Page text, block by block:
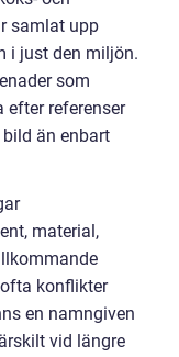
samlat upp
i just den miljön.
som
referenser
än enbart
material,
konflikter
en namngiven
vid längre